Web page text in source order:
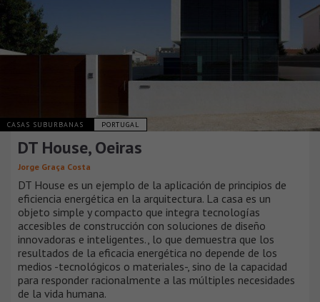
CASAS SUBURBANAS PORTUGAL
DT House, Oeiras
Jorge Graça Costa
DT House es un ejemplo de la aplicación de principios de
eficiencia energética en la arquitectura. La casa es un
objeto simple y compacto que integra tecnologías
accesibles de construcción con soluciones de diseño
innovadoras e inteligentes., lo que demuestra que los
resultados de la eficacia energética no depende de los
medios -tecnológicos o materiales-, sino de la capacidad
para responder racionalmente a las múltiples necesidades
de la vida humana.